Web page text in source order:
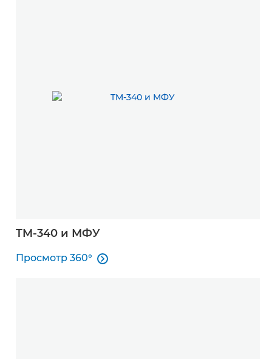
TM-340 и МФУ
Просмотр 360°
Просмотр 360°
